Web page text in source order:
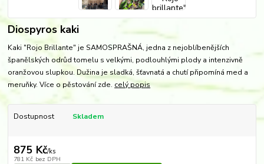
Diospyros kaki
Kaki "Rojo Brillante" je SAMOSPRAŠNÁ, jedna z nejoblíbenějších
španělských odrůd tomelu s velkými, podlouhlými plody a intenzivně
oranžovou slupkou. Dužina je sladká, šťavnatá a chutí připomíná med a
meruňky. Více o pěstování zde. celý popis
Dostupnost Skladem
875 Kč/ks
781 Kč bez DPH